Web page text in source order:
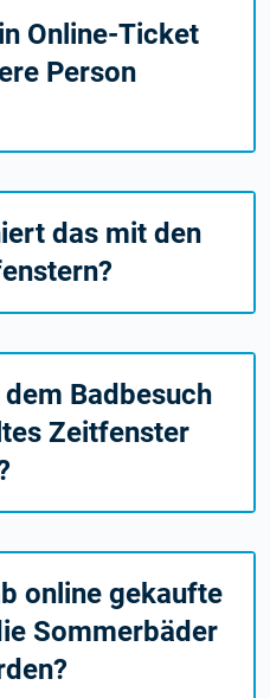
Online-Ticket
Person
das mit den
Badbesuch
Zeitfenster
online gekaufte
Sommerbäder